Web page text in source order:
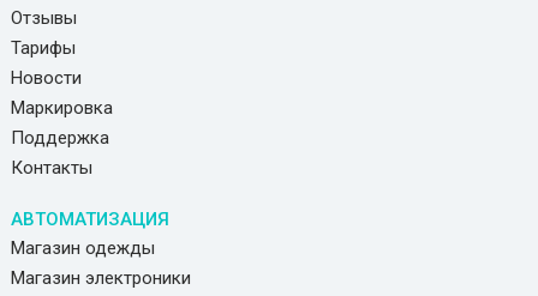
Отзывы
Тарифы
Новости
Маркировка
Поддержка
Контакты
АВТОМАТИЗАЦИЯ
Магазин одежды
Магазин электроники